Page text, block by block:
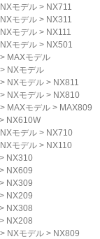
NXモデル > NX711
NXモデル > NX311
NXモデル > NX111
NXモデル > NX501
> MAXモデル
> NXモデル
> NXモデル > NX811
> NXモデル > NX810
> MAXモデル > MAX809
> NX610W
NXモデル > NX710
NXモデル > NX110
> NX310
> NX609
> NX309
> NX209
> NX308
> NX208
> NXモデル > NX809